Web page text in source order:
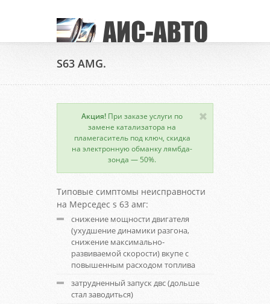
S63 AMG.
Акция! При заказе услуги по
замене катализатора на
пламегаситель под ключ, скидка
на электронную обманку лямбда-
зонда — 50%.
Типовые симптомы неисправности
на Мерседес s 63 амг:
снижение мощности двигателя
(ухудшение динамики разгона,
снижение максимально-
развиваемой скорости) вкупе с
повышенным расходом топлива
затрудненный запуск двс (дольше
стал заводиться)